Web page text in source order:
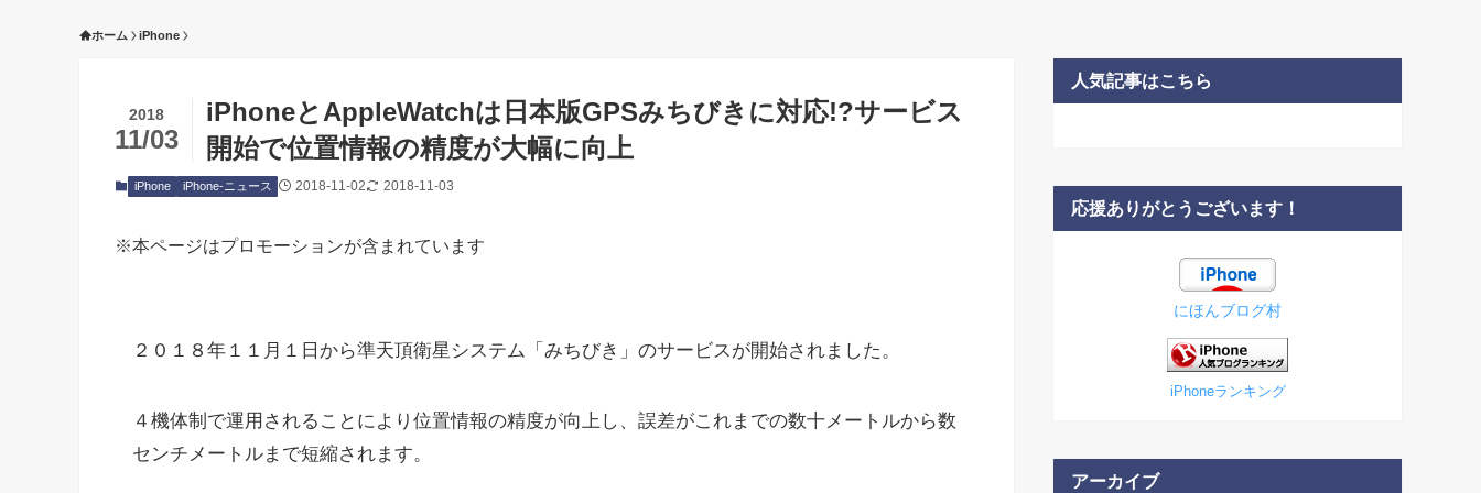
ホーム iPhone
iPhoneとAppleWatchは日本版GPSみちびきに対応!?サービス
開始で位置情報の精度が大幅に向上
2018
11/03
iPhone iPhone-ニュース 2018-11-02 2018-11-03
※本ページはプロモーションが含まれています
２０１８年１１月１日から準天頂衛星システム「みちびき」のサービスが開始されました。
４機体制で運用されることにより位置情報の精度が向上し、誤差がこれまでの数十メートルから数
センチメートルまで短縮されます。
人気記事はこちら
応援ありがとうございます！
にほんブログ村
iPhoneランキング
アーカイブ